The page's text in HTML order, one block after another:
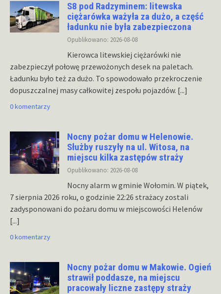
S8 pod Radzyminem: litewska
ciężarówka ważyła za dużo, a część
ładunku nie była zabezpieczona
Opublikowano: 2026-08-08
Kierowca litewskiej ciężarówki nie
zabezpieczył połowę przewożonych desek na paletach.
Ładunku było też za dużo. To spowodowało przekroczenie
dopuszczalnej masy całkowitej zespołu pojazdów. [...]
0 komentarzy
Nocny pożar domu w Helenowie.
Służby ruszyły na ul. Witosa, na
miejscu kilka zastępów straży
Opublikowano: 2026-08-08
Nocny alarm w gminie Wołomin. W piątek,
7 sierpnia 2026 roku, o godzinie 22:26 strażacy zostali
zadysponowani do pożaru domu w miejscowości Helenów
[...]
0 komentarzy
Nocny pożar domu w Makowie. Ogień
strawił poddasze, na miejscu
pracowały liczne zastępy straży